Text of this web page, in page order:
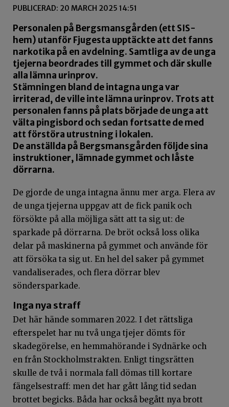
PUBLICERAD: 20 MARCH 2025 14:51
Personalen på Bergsmansgården (ett SIS-
hem) utanför Fjugesta upptäckte att det fanns
narkotika på en avdelning. Samtliga av de unga
tjejerna beordrades till gymmet och där skulle
alla lämna urinprov.
Stämningen bland de intagna unga var
irriterad, de ville inte lämna urinprov. Trots att
personalen fanns på plats började de unga att
välta pingisbord och sedan fortsatte de med
att förstöra utrustning i lokalen.
De anställda på Bergsmansgården följde sina
instruktioner, lämnade gymmet och låste
dörrarna.
De gjorde de unga intagna ännu mer arga. Flera av
de unga tjejerna uppgav att de fick panik och
försökte på alla möjliga sätt att ta sig ut: de
sparkade på dörrarna. De bröt också loss olika
delar på maskinerna på gymmet och använde för
att försöka ta sig ut. En hel del saker på gymmet
vandaliserades, och flera dörrar blev
söndersparkade.
Inga nya straff
Det här hände sommaren 2022. I det rättsliga
efterspelet har nu två unga tjejer dömts för
skadegörelse, en hemmahörande i Sydnärke och
en från Stockholmstrakten. Enligt tingsrätten
skulle de två i normala fall dömas till kortare
fängelsestraff: men det har gått lång tid sedan
brottet begicks. Båda har också begått nya brott